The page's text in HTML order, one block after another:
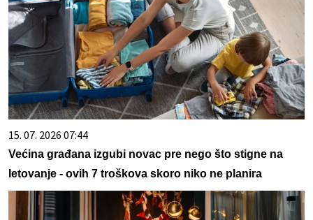
15. 07. 2026 07:44
Većina građana izgubi novac pre nego što stigne na
letovanje - ovih 7 troškova skoro niko ne planira